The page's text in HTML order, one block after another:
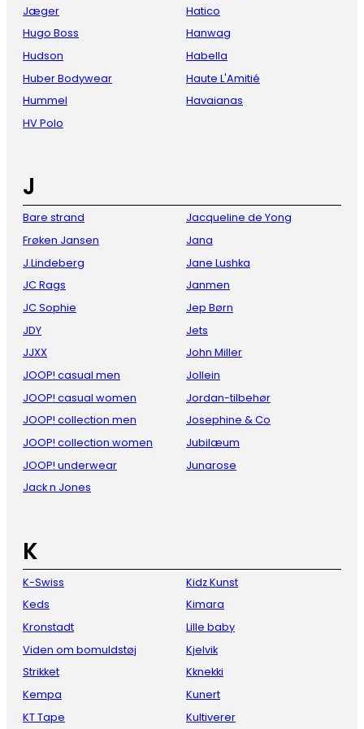
Jæger
Hugo Boss
Hudson
Huber Bodywear
Hummel
HV Polo
Hatico
Hanwag
Habella
Haute L'Amitié
Havaianas
J
Bare strand
Frøken Jansen
J.Lindeberg
JC Rags
JC Sophie
JDY
JJXX
JOOP! casual men
JOOP! casual women
JOOP! collection men
JOOP! collection women
JOOP! underwear
Jack n Jones
Jacqueline de Yong
Jana
Jane Lushka
Janmen
Jep Børn
Jets
John Miller
Jollein
Jordan-tilbehør
Josephine & Co
Jubilæum
Junarose
K
K-Swiss
Keds
Kronstadt
Viden om bomuldstøj
Strikket
Kempa
KT Tape
Kidz Kunst
Kimara
Lille baby
Kjelvik
Kknekki
Kunert
Kultiverer